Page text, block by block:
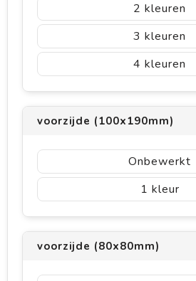
2
3
4
voorzijde (100x190mm)
Onbewerkt
1
voorzijde (80x80mm)